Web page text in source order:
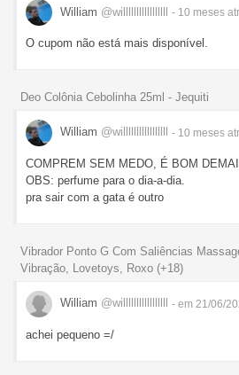
William @willlllllllllllllll - 10 meses
O cupom não está mais disponível.
Deo Colônia Cebolinha 25ml - Jequiti
William @willlllllllllllllll - 10 meses
COMPREM SEM MEDO, É BOM
OBS: perfume para o dia-a-dia.
pra sair com a gata é outro
Vibrador Ponto G Com Saliências
Vibração, Lovetoys, Roxo (+18)
William @willlllllllllllllll - em 21/06/
achei pequeno =/